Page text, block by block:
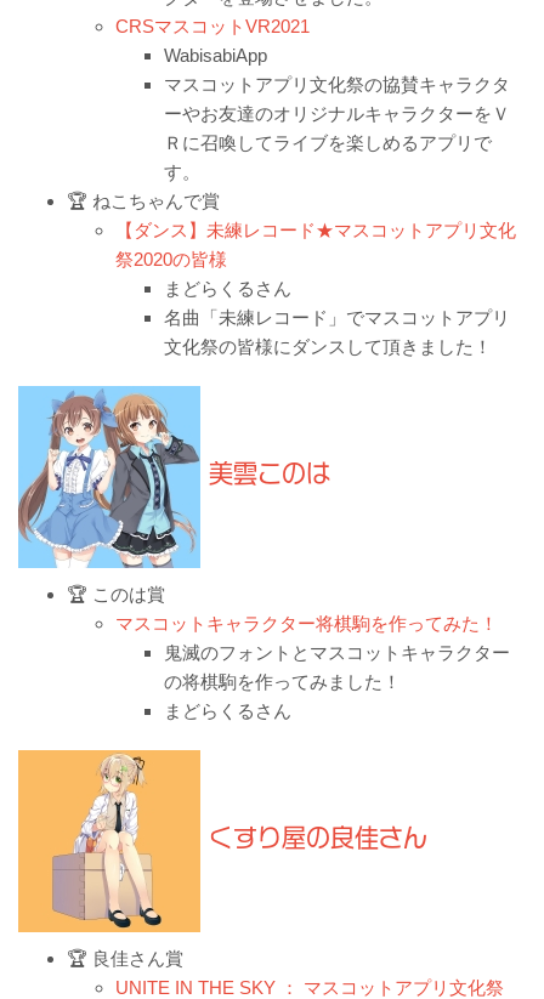
CRSマスコットVR2021
WabisabiApp
マスコットアプリ文化祭の協賛キャラクタ
ーやお友達のオリジナルキャラクターをＶ
Ｒに召喚してライブを楽しめるアプリで
す。
🏆 ねこちゃんで賞
【ダンス】未練レコード★マスコットアプリ文化
祭2020の皆様
まどらくるさん
名曲「未練レコード」でマスコットアプリ
文化祭の皆様にダンスして頂きました！
美雲このは
🏆 このは賞
マスコットキャラクター将棋駒を作ってみた！
鬼滅のフォントとマスコットキャラクター
の将棋駒を作ってみました！
まどらくるさん
くすり屋の良佳さん
🏆 良佳さん賞
UNITE IN THE SKY ： マスコットアプリ文化祭